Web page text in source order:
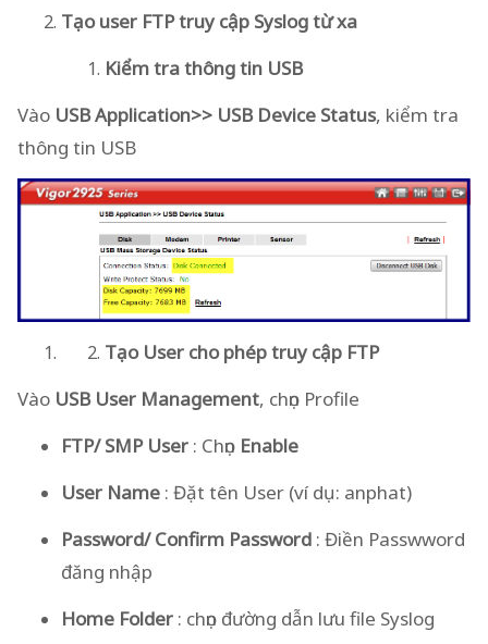
Tạo user FTP truy cập Syslog từ xa
Kiểm tra thông tin USB
Vào USB Application>> USB Device Status, kiểm tra
thông tin USB
Tạo User cho phép truy cập FTP
Vào USB User Management, chọn Profile
FTP/ SMP User : Chọn Enable
User Name : Đặt tên User (ví dụ: anphat)
Password/ Confirm Password : Điền Passwword
đăng nhập
Home Folder : chọn đường dẫn lưu file Syslog